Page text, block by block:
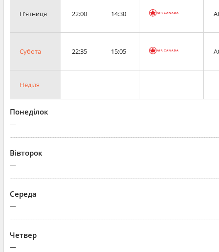
П'ятниця 22:00 14:30
Субота 22:35 15:05
Неділя
Понеділок
—
Вівторок
—
Середа
—
Четвер
—